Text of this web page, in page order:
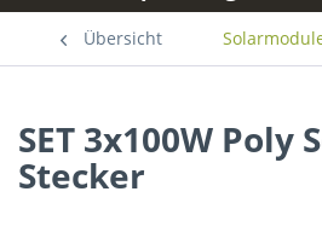
Übersicht
SET 3x100W
Stecker